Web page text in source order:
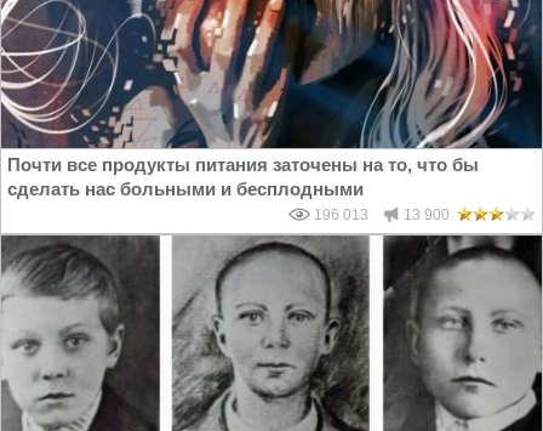
Почти все продукты питания заточены на то, что бы
сделать нас больными и бесплодными
196 013 13 900